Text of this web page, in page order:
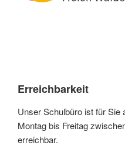
Erreichbarkeit
Unser Schulbüro ist für Sie
Montag bis Freitag
erreichbar.